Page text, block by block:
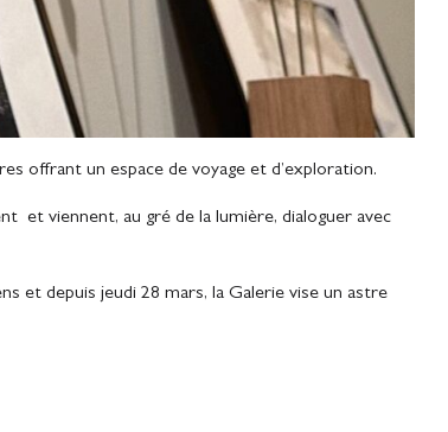
offrant un espace de voyage et d’exploration.
et viennent, au gré de la lumière, dialoguer avec
et depuis jeudi 28 mars, la Galerie vise un astre